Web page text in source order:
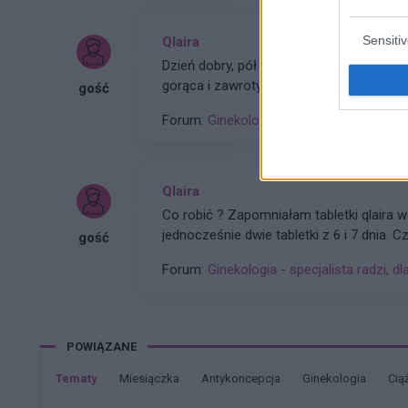
gość
Qlaira
Dzień dobry, pół roku temu przyjmowałam tabletki Qlaira ,jednak przerwałam niestety uderzenia
gorąca i zawroty głowy wróciły . Zaczęłam znowu
po okresie ,dziś wezmę 5
Forum: Ginekologia - forum dla rodziny i
gość
Qlaira
Co robić ? Zapomniałam tabletki qlaira
jednocześnie dwie tabletki z 6 i 7 dnia.
Forum: Ginekologia - specjalista radzi,
POWIĄZANE
Tematy miesiączka antykoncepcja ginekologia